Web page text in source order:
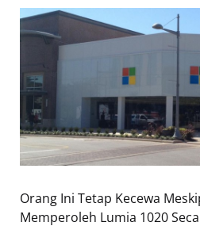
Orang Ini Tetap Kecewa
Memperoleh Lumia 1020